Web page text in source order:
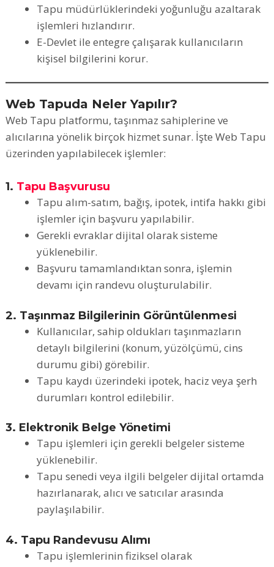
Tapu müdürlüklerindeki yoğunluğu azaltarak
işlemleri hızlandırır.
E-Devlet ile entegre çalışarak kullanıcıların
kişisel bilgilerini korur.
Web Tapuda Neler Yapılır?
Web Tapu platformu, taşınmaz sahiplerine ve
alıcılarına yönelik birçok hizmet sunar. İşte Web Tapu
üzerinden yapılabilecek işlemler:
1. Tapu Başvurusu
Tapu alım-satım, bağış, ipotek, intifa hakkı gibi
işlemler için başvuru yapılabilir.
Gerekli evraklar dijital olarak sisteme
yüklenebilir.
Başvuru tamamlandıktan sonra, işlemin
devamı için randevu oluşturulabilir.
2. Taşınmaz Bilgilerinin Görüntülenmesi
Kullanıcılar, sahip oldukları taşınmazların
detaylı bilgilerini (konum, yüzölçümü, cins
durumu gibi) görebilir.
Tapu kaydı üzerindeki ipotek, haciz veya şerh
durumları kontrol edilebilir.
3. Elektronik Belge Yönetimi
Tapu işlemleri için gerekli belgeler sisteme
yüklenebilir.
Tapu senedi veya ilgili belgeler dijital ortamda
hazırlanarak, alıcı ve satıcılar arasında
paylaşılabilir.
4. Tapu Randevusu Alımı
Tapu işlemlerinin fiziksel olarak